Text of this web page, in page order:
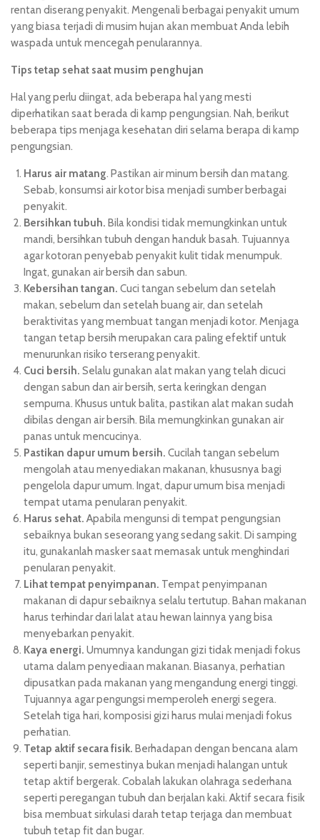
rentan diserang penyakit. Mengenali berbagai penyakit umum
yang biasa terjadi di musim hujan akan membuat Anda lebih
waspada untuk mencegah penularannya.
Tips tetap sehat saat musim penghujan
Hal yang perlu diingat, ada beberapa hal yang mesti
diperhatikan saat berada di kamp pengungsian. Nah, berikut
beberapa tips menjaga kesehatan diri selama berapa di kamp
pengungsian.
Harus air matang. Pastikan air minum bersih dan matang.
Sebab, konsumsi air kotor bisa menjadi sumber berbagai
penyakit.
Bersihkan tubuh. Bila kondisi tidak memungkinkan untuk
mandi, bersihkan tubuh dengan handuk basah. Tujuannya
agar kotoran penyebab penyakit kulit tidak menumpuk.
Ingat, gunakan air bersih dan sabun.
Kebersihan tangan. Cuci tangan sebelum dan setelah
makan, sebelum dan setelah buang air, dan setelah
beraktivitas yang membuat tangan menjadi kotor. Menjaga
tangan tetap bersih merupakan cara paling efektif untuk
menurunkan risiko terserang penyakit.
Cuci bersih. Selalu gunakan alat makan yang telah dicuci
dengan sabun dan air bersih, serta keringkan dengan
sempurna. Khusus untuk balita, pastikan alat makan sudah
dibilas dengan air bersih. Bila memungkinkan gunakan air
panas untuk mencucinya.
Pastikan dapur umum bersih. Cucilah tangan sebelum
mengolah atau menyediakan makanan, khususnya bagi
pengelola dapur umum. Ingat, dapur umum bisa menjadi
tempat utama penularan penyakit.
Harus sehat. Apabila mengunsi di tempat pengungsian
sebaiknya bukan seseorang yang sedang sakit. Di samping
itu, gunakanlah masker saat memasak untuk menghindari
penularan penyakit.
Lihat tempat penyimpanan. Tempat penyimpanan
makanan di dapur sebaiknya selalu tertutup. Bahan makanan
harus terhindar dari lalat atau hewan lainnya yang bisa
menyebarkan penyakit.
Kaya energi. Umumnya kandungan gizi tidak menjadi fokus
utama dalam penyediaan makanan. Biasanya, perhatian
dipusatkan pada makanan yang mengandung energi tinggi.
Tujuannya agar pengungsi memperoleh energi segera.
Setelah tiga hari, komposisi gizi harus mulai menjadi fokus
perhatian.
Tetap aktif secara fisik. Berhadapan dengan bencana alam
seperti banjir, semestinya bukan menjadi halangan untuk
tetap aktif bergerak. Cobalah lakukan olahraga sederhana
seperti peregangan tubuh dan berjalan kaki. Aktif secara fisik
bisa membuat sirkulasi darah tetap terjaga dan membuat
tubuh tetap fit dan bugar.